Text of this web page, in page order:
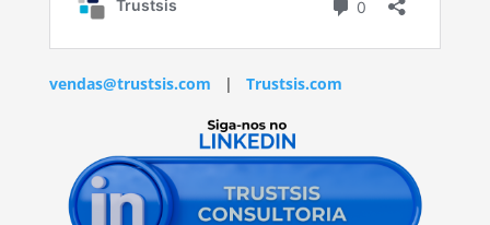
vendas@trustsis.com | Trustsis.com